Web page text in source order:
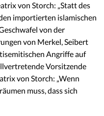
von Storch: „Statt des
importierten islamischen
von der
von Merkel, Seibert
Angriffe auf
Vorsitzende
von Storch: „Wenn
muss, dass sich